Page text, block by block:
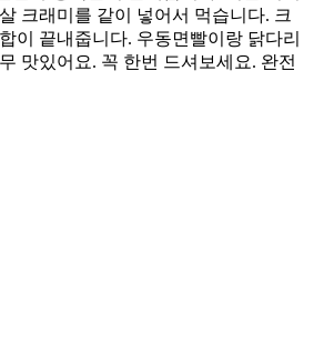
크래미를 같이 넣어서 먹습니다. 크
이 끝내줍니다. 우동면빨이랑 닭다리
맛있어요. 꼭 한번 드셔보세요. 완전